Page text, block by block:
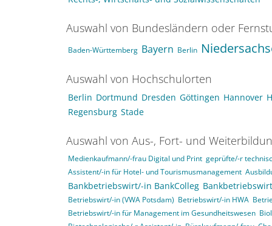
Auswahl von Bundesländern oder
Baden-Württemberg Bayern Berlin
Auswahl von Hochschulorten
Berlin Dortmund Dresden Göttingen Hannover
Regensburg Stade
Auswahl von Aus-, Fort- und
Medienkaufmann/-frau Digital und Print geprüfte/-r
Assistent/-in für Hotel- und Tourismusmanagement
Bankbetriebswirt/-in BankColleg
Betriebswirt/-in (VWA Potsdam) Betriebswirt/-in HWA
Betriebswirt/-in für Management im Gesundheitswesen